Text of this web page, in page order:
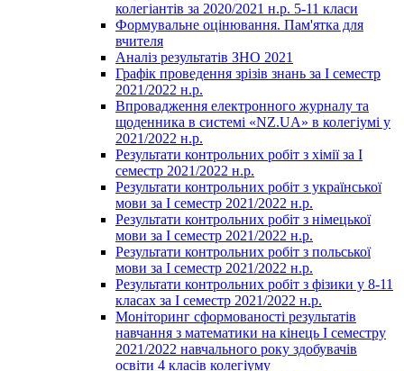
колегіантів за 2020/2021 н.р. 5-11 класи
Формувальне оцінювання. Пам'ятка для
вчителя
Аналіз результатів ЗНО 2021
Графік проведення зрізів знань за І семестр
2021/2022 н.р.
Впровадження електронного журналу та
щоденника в системі «NZ.UA» в колегіумі у
2021/2022 н.р.
Результати контрольних робіт з хімії за І
семестр 2021/2022 н.р.
Результати контрольних робіт з української
мови за І семестр 2021/2022 н.р.
Результати контрольних робіт з німецької
мови за І семестр 2021/2022 н.р.
Результати контрольних робіт з польської
мови за І семестр 2021/2022 н.р.
Результати контрольних робіт з фізики у 8-11
класах за І семестр 2021/2022 н.р.
Моніторинг сформованості результатів
навчання з математики на кінець І семестру
2021/2022 навчального року здобувачів
освіти 4 класів колегіуму